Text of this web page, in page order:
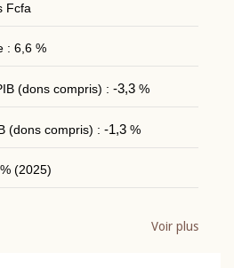
Fcfa
: 6,6 %
(dons compris) : -3,3%
(dons compris) : -1,3%
(2025)
Voir plus